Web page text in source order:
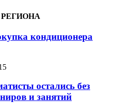
кондиционера
остались без
и занятий